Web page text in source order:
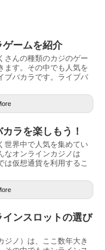
ゲームを紹介
さんの種類のカジのゲー
ます。その中でも人気を
ブバカラです。ライブバ
ラを楽しもう！
世界中で人気を集めてい
なオンラインカジノは
は仮想通貨を利用するこ
ンスロットの選び
ジノ）は、ここ数年大き